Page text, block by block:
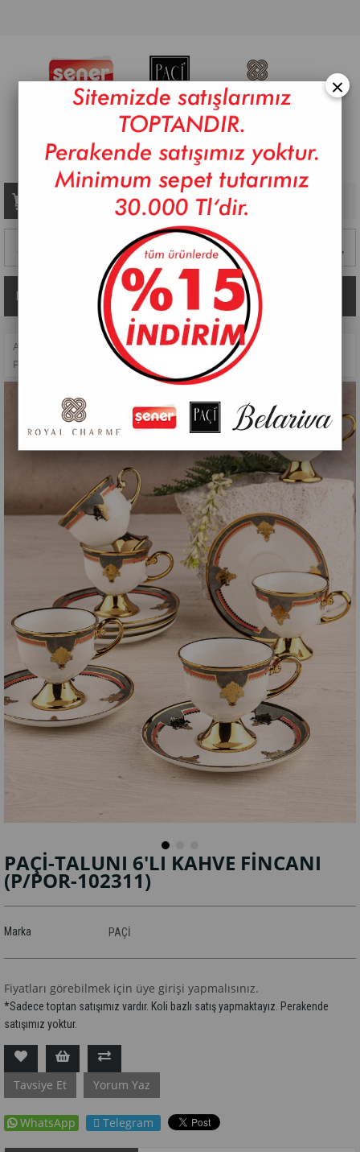
Sepetim 0 Ürün
ANASAYFA > KAHVE FINCAN TAKIMLARI>
PAÇİ-TALUNI 6'LI KAHVE FİNCANI
PAÇİ-TALUNI 6'LI KAHVE FİNCANI
(P/POR-102311)
Marka PAÇİ
Fiyatları görebilmek için üye girişi yapmalısınız.
*Sadece toptan satışımız vardır. Koli bazlı satış yapmaktayız. Perakende
satışımız yoktur.
Tavsiye Et Yorum Yaz
WhatsApp Telegram
×